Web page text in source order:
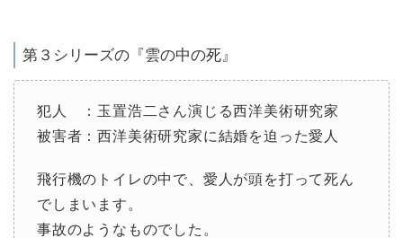
第３シリーズの『雲の中の死』
犯人 ：玉置浩二さん演じる西洋美術研究家
被害者：西洋美術研究家に結婚を迫った愛人
飛行機のトイレの中で、愛人が頭を打って死ん
でしまいます。
事故のようなものでした。